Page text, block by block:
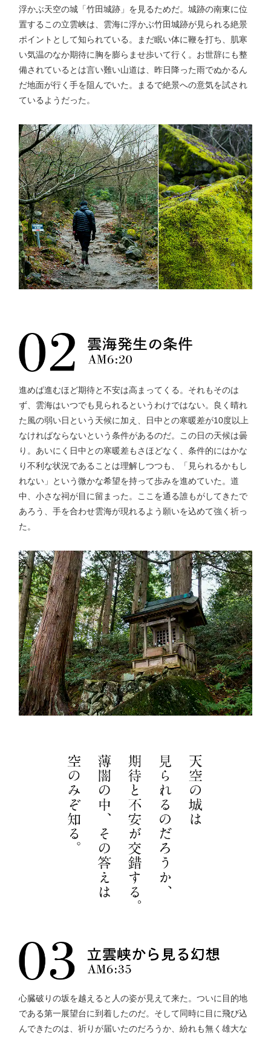
浮かぶ天空の城「竹田城跡」を見るためだ。城跡の南東に位
置するこの立雲峡は、雲海に浮かぶ竹田城跡が見られる絶景
ポイントとして知られている。まだ眠い体に鞭を打ち、肌寒
い気温のなか期待に胸を膨らませ歩いて行く。お世辞にも整
備されているとは言い難い山道は、昨日降った雨でぬかるん
だ地面が行く手を阻んでいた。まるで絶景への意気を試され
ているようだった。
進めば進むほど期待と不安は高まってくる。それもそのは
ず、雲海はいつでも見られるというわけではない。良く晴れ
た風の弱い日という天候に加え、日中との寒暖差が10度以上
なければならないという条件があるのだ。この日の天候は曇
り。あいにく日中との寒暖差もさほどなく、条件的にはかな
り不利な状況であることは理解しつつも、「見られるかもし
れない」という微かな希望を持って歩みを進めていた。道
中、小さな祠が目に留まった。ここを通る誰もがしてきたで
あろう、手を合わせ雲海が現れるよう願いを込めて強く祈っ
た。
心臓破りの坂を越えると人の姿が見えて来た。ついに目的地
である第一展望台に到着したのだ。そして同時に目に飛び込
んできたのは、祈りが届いたのだろうか、紛れも無く雄大な